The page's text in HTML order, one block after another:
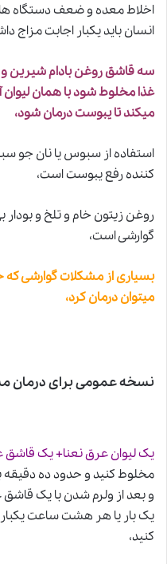
اخلاط معده و ضعف دستگاه
انسان باید یکبار اجابت مزاج
سه قاشق روغن بادام شیرین
غذا مخلوط شود با همان
میکند تا یبوست درمان شود،
استفاده از سبوس یا نان جو
کننده رفع یبوست است،
روغن زیتون خام و تلخ و
گوارشی است،
بسیاری از مشکلات گوارشی
میتوان درمان کرد،
نسخه عمومی برای درمان
یک لیوان عرق نعنا+ یک قاشق
مخلوط کنید و حدود ده
و بعد از ولرم شدن با یک
یک بار یا هر هشت ساعت
کنید،